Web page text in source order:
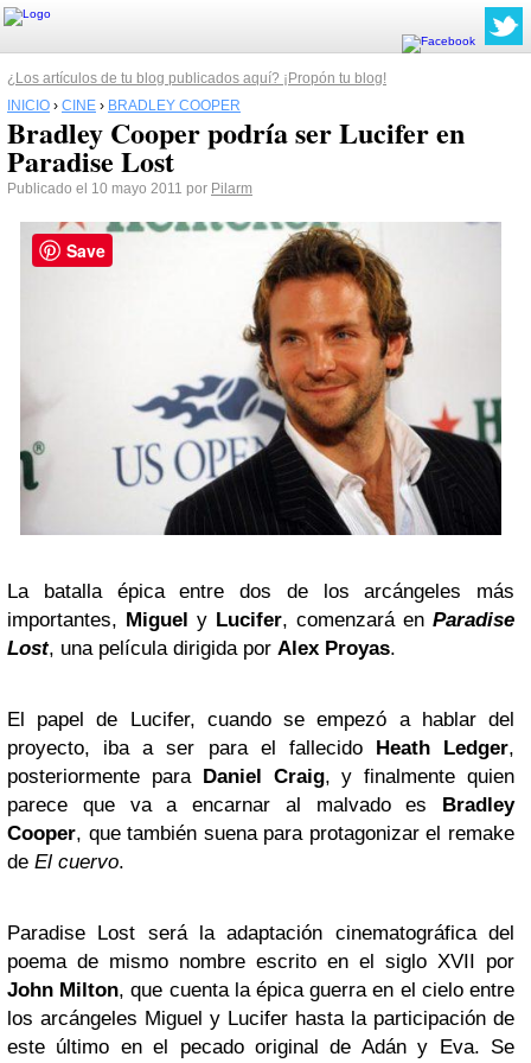
¿Los artículos de tu blog publicados aquí? ¡Propón tu blog!
INICIO › CINE › BRADLEY COOPER
Bradley Cooper podría ser Lucifer en
Paradise Lost
Publicado el 10 mayo 2011 por Pilarm
La batalla épica entre dos de los arcángeles más
importantes, Miguel y Lucifer, comenzará en Paradise
Lost, una película dirigida por Alex Proyas.
El papel de Lucifer, cuando se empezó a hablar del
proyecto, iba a ser para el fallecido Heath Ledger,
posteriormente para Daniel Craig, y finalmente quien
parece que va a encarnar al malvado es Bradley
Cooper, que también suena para protagonizar el remake
de El cuervo.
Paradise Lost será la adaptación cinematográfica del
poema de mismo nombre escrito en el siglo XVII por
John Milton, que cuenta la épica guerra en el cielo entre
los arcángeles Miguel y Lucifer hasta la participación de
este último en el pecado original de Adán y Eva. Se
Save